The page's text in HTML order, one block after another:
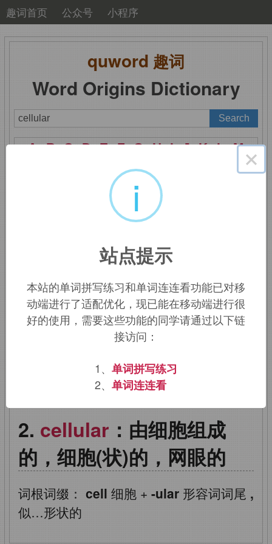
趣词首页 公众号 小程序
quword 趣词
Word Origins Dictionary
A B C D E F G H I J K L
M
T Z
蜂窝电话的
来自cell,小室，因其小室结构而得名，
无线蜂窝电话义因其单个电线竿辐射范围
好比单个小室而得名。
该词的英语词源请访问趣词词源英文版：
词源， cellular含义。
cellular ：由细胞组成
的，细胞(状)的，网眼的
词根词缀： cell 细胞 + -ular 形容词词尾 ,
似…形状的
×
i
站点提示
本站的单词拼写练习和单词连连看功能已对移
动端进行了适配优化，现已能在移动端进行很
好的使用，需要这些功能的同学请通过以下链
接访问：
1、 单词拼写练习
2、 单词连连看